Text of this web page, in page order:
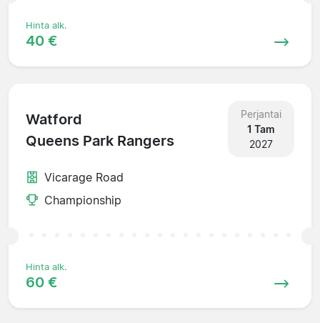
Hinta alk.
40 €
Watford
Queens Park Rangers
Perjantai
1 Tam
2027
Vicarage Road
Championship
Hinta alk.
60 €